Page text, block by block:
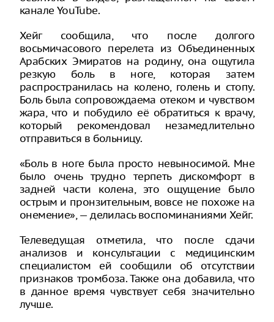
канале YouTube.
Хейг сообщила, что после долгого
восьмичасового перелета из Объединенных
Арабских Эмиратов на родину, она ощутила
резкую боль в ноге, которая затем
распространилась на колено, голень и стопу.
Боль была сопровождаема отеком и чувством
жара, что и побудило её обратиться к врачу,
который рекомендовал незамедлительно
отправиться в больницу.
«Боль в ноге была просто невыносимой. Мне
было очень трудно терпеть дискомфорт в
задней части колена, это ощущение было
острым и пронзительным, вовсе не похоже на
онемение», — делилась воспоминаниями Хейг.
Телеведущая отметила, что после сдачи
анализов и консультации с медицинским
специалистом ей сообщили об отсутствии
признаков тромбоза. Также она добавила, что
в данное время чувствует себя значительно
лучше.